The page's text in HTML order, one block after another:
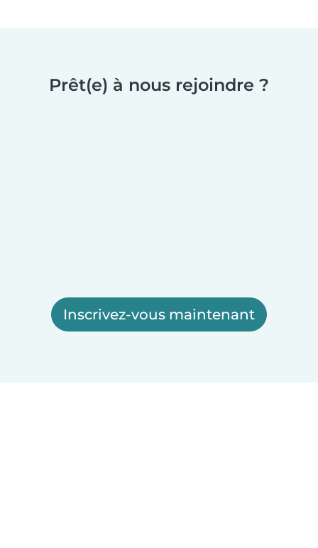
Prêt(e) à nous rejoindre ?
Inscrivez-vous maintenant